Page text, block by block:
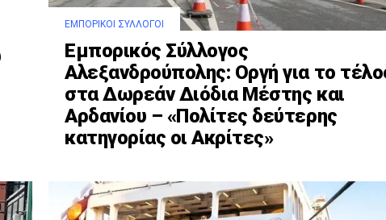
ΕΜΠΟΡΙΚΟΊ ΣΎΛΛΟΓΟΙ
Εμπορικός Σύλλογος
Αλεξανδρούπολης: Οργή για το
στα Δωρεάν Διόδια Μέστης και
Αρδανίου – «Πολίτες δεύτερης
κατηγορίας οι Ακρίτες»